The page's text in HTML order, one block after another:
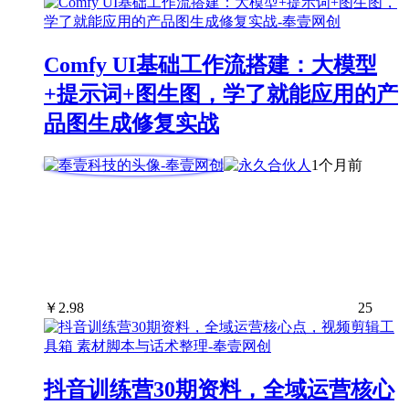
Comfy UI基础工作流搭建：大模型
+提示词+图生图，学了就能应用的产
品图生成修复实战
1个月前
￥ 2.98 25
抖音训练营30期资料，全域运营核心